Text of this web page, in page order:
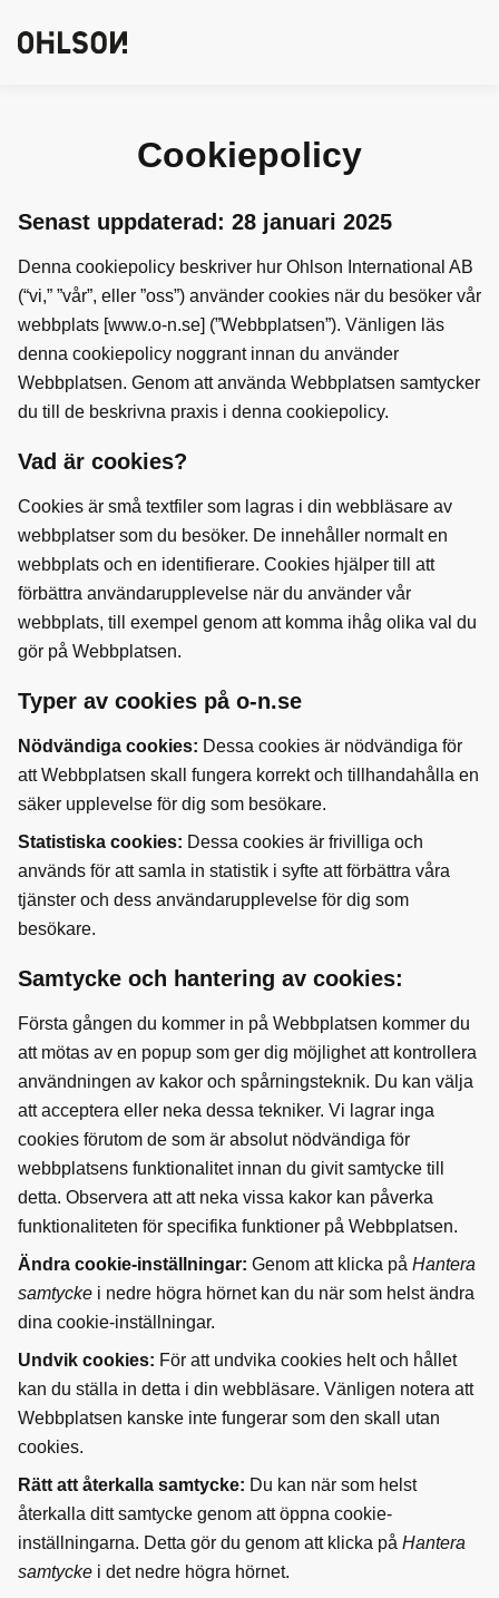
Cookiepolicy
Senast uppdaterad: 28 januari 2025
Denna cookiepolicy beskriver hur Ohlson International AB
(“vi,” ”vår”, eller ”oss”) använder cookies när du besöker vår
webbplats [www.o-n.se] (”Webbplatsen”). Vänligen läs
denna cookiepolicy noggrant innan du använder
Webbplatsen. Genom att använda Webbplatsen samtycker
du till de beskrivna praxis i denna cookiepolicy.
Vad är cookies?
Cookies är små textfiler som lagras i din webbläsare av
webbplatser som du besöker. De innehåller normalt en
webbplats och en identifierare. Cookies hjälper till att
förbättra användarupplevelse när du använder vår
webbplats, till exempel genom att komma ihåg olika val du
gör på Webbplatsen.
Typer av cookies på o-n.se
Nödvändiga cookies: Dessa cookies är nödvändiga för
att Webbplatsen skall fungera korrekt och tillhandahålla en
säker upplevelse för dig som besökare.
Statistiska cookies: Dessa cookies är frivilliga och
används för att samla in statistik i syfte att förbättra våra
tjänster och dess användarupplevelse för dig som
besökare.
Samtycke och hantering av cookies:
Första gången du kommer in på Webbplatsen kommer du
att mötas av en popup som ger dig möjlighet att kontrollera
användningen av kakor och spårningsteknik. Du kan välja
att acceptera eller neka dessa tekniker. Vi lagrar inga
cookies förutom de som är absolut nödvändiga för
webbplatsens funktionalitet innan du givit samtycke till
detta. Observera att att neka vissa kakor kan påverka
funktionaliteten för specifika funktioner på Webbplatsen.
Ändra cookie-inställningar: Genom att klicka på Hantera
samtycke i nedre högra hörnet kan du när som helst ändra
dina cookie-inställningar.
Undvik cookies: För att undvika cookies helt och hållet
kan du ställa in detta i din webbläsare. Vänligen notera att
Webbplatsen kanske inte fungerar som den skall utan
cookies.
Rätt att återkalla samtycke: Du kan när som helst
återkalla ditt samtycke genom att öppna cookie-
inställningarna. Detta gör du genom att klicka på Hantera
samtycke i det nedre högra hörnet.